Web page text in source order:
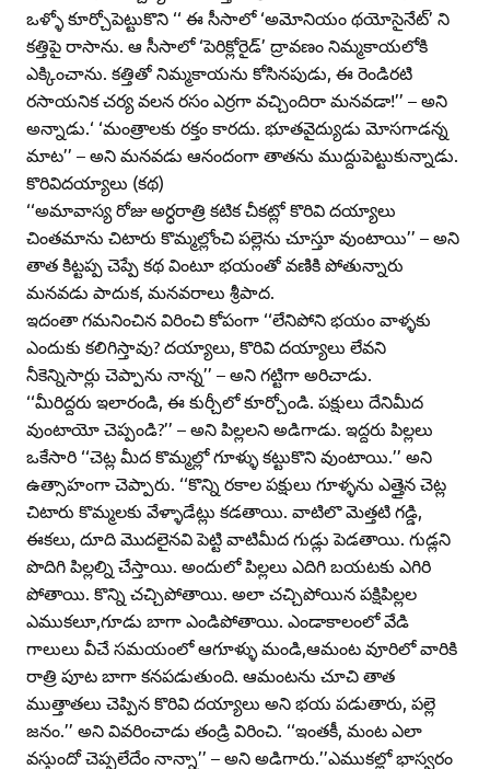
ఒళ్ళో కూర్చోపెట్టుకొని ‘‘ ఈ సీసాలో ‘అమోనియం థయోసైనేట్‌’ ని
కత్తిపై రాసాను. ఆ సీసాలో ‘పెరిక్లోరైడ్‌’ ద్రావణం నిమ్మకాయలోకి
ఎక్కించాను. కత్తితో నిమ్మకాయను కోసినపుడు, ఈ రెండిరటి
రసాయనిక చర్య వలన రసం ఎర్రగా వచ్చిందిరా మనవడా!’’ – అని
అన్నాడు.‘ ‘మంత్రాలకు రక్తం కారదు. భూతవైద్యుడు మోసగాడన్న
మాట’’ – అని మనవడు ఆనందంగా తాతను ముద్దుపెట్టుకున్నాడు.
కొరివిదయ్యాలు (కథ)
‘‘అమావాస్య రోజు అర్ధరాత్రి కటిక చీకట్లో కొరివి దయ్యాలు
చింతమాను చిటారు కొమ్మల్లోంచి పల్లెను చూస్తూ వుంటాయి’’ – అని
తాత కిట్టప్ప చెప్పే కథ వింటూ భయంతో వణికి పోతున్నారు
మనవడు పాదుక, మనవరాలు శ్రీపాద.
ఇదంతా గమనించిన విరించి కోపంగా ‘‘లేనిపోని భయం వాళ్ళకు
ఎందుకు కలిగిస్తావు? దయ్యాలు, కొరివి దయ్యాలు లేవని
నీకెన్నిసార్లు చెప్పాను నాన్న’’ – అని గట్టిగా అరిచాడు.
‘‘మీరిద్దరు ఇలారండి, ఈ కుర్చీలో కూర్చోండి. పక్షులు దేనిమీద
వుంటాయో చెప్పండి?’’ – అని పిల్లలని అడిగాడు. ఇద్దరు పిల్లలు
ఒకేసారి ‘‘చెట్ల మీద కొమ్మల్లో గూళ్ళు కట్టుకొని వుంటాయి.’’ అని
ఉత్సాహంగా చెప్పారు. ‘‘కొన్ని రకాల పక్షులు గూళ్ళను ఎత్తైన చెట్ల
చిటారు కొమ్మలకు వేళ్ళాడేట్లు కడతాయి. వాటిలొ మెత్తటి గడ్డి,
ఈకలు, దూది మొదలైనవి పెట్టి వాటిమీద గుడ్లు పెడతాయి. గుడ్లని
పొదిగి పిల్లల్ని చేస్తాయి. అందులో పిల్లలు ఎదిగి బయటకు ఎగిరి
పోతాయి. కొన్ని చచ్చిపోతాయి. అలా చచ్చిపోయిన పక్షిపిల్లల
ఎముకలూ,గూడు బాగా ఎండిపోతాయి. ఎండాకాలంలో వేడి
గాలులు వీచే సమయంలో ఆగూళ్ళు మండి,ఆమంట వూరిలో వారికి
రాత్రి పూట బాగా కనపడుతుంది. ఆమంటను చూచి తాత
ముత్తాతలు చెప్పిన కొరివి దయ్యాలు అని భయ పడుతారు, పల్లె
జనం.’’ అని వివరించాడు తండ్రి విరించి. ‘‘ఇంతకీ, మంట ఎలా
వస్తుందో చెప్పలేదేం నాన్నా’’ – అని అడిగారు.’’ఎముకల్లో భాస్వరం